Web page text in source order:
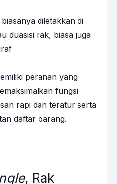
diletakkan di
duasisi rak, biasa juga
peranan yang
fungsi
rapi dan teratur serta
daftar barang.
, Rak